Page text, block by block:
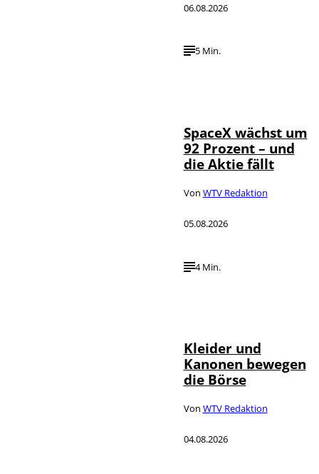
06.08.2026
5 Min.
SpaceX wächst um
92 Prozent – und
die Aktie fällt
Von WTV Redaktion
05.08.2026
4 Min.
Kleider und
Kanonen bewegen
die Börse
Von WTV Redaktion
04.08.2026